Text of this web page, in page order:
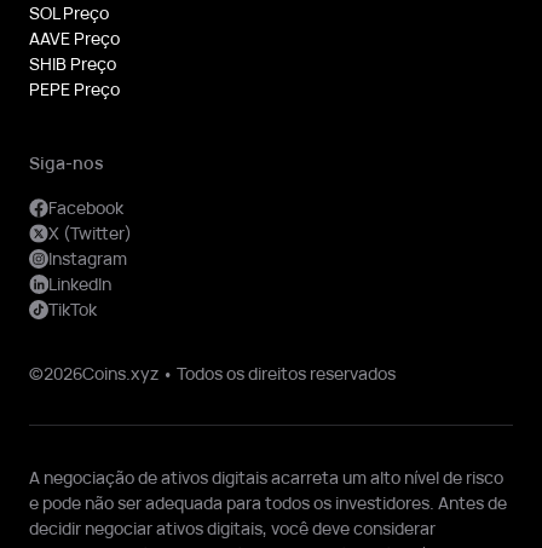
SOL Preço
AAVE Preço
SHIB Preço
PEPE Preço
©2026Coins.xyz • Todos os direitos reservados
Siga-nos
Facebook
X (Twitter)
Instagram
LinkedIn
TikTok
A negociação de ativos digitais acarreta um alto nível de risco
e pode não ser adequada para todos os investidores. Antes de
decidir negociar ativos digitais, você deve considerar